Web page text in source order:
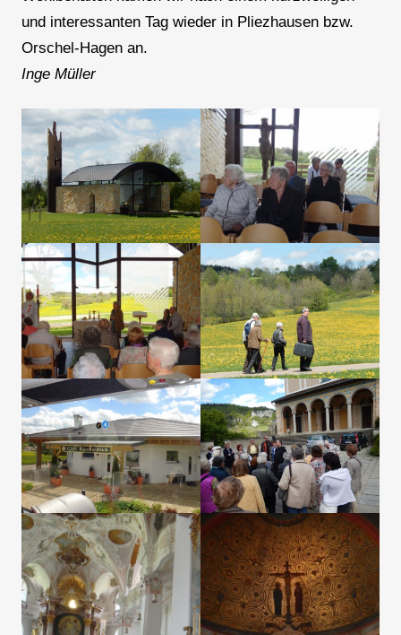
und interessanten Tag wieder in Pliezhausen bzw.
Orschel-Hagen an.
Inge Müller